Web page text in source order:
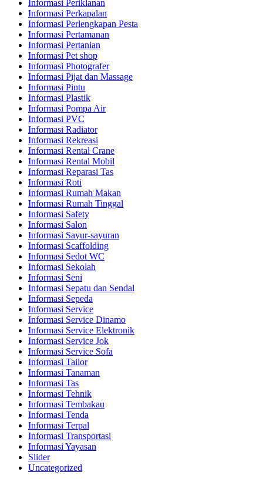
Informasi Periklanan
Informasi Perkapalan
Informasi Perlengkapan Pesta
Informasi Pertamanan
Informasi Pertanian
Informasi Pet shop
Informasi Photografer
Informasi Pijat dan Massage
Informasi Pintu
Informasi Plastik
Informasi Pompa Air
Informasi PVC
Informasi Radiator
Informasi Rekreasi
Informasi Rental Crane
Informasi Rental Mobil
Informasi Reparasi Tas
Informasi Roti
Informasi Rumah Makan
Informasi Rumah Tinggal
Informasi Safety
Informasi Salon
Informasi Sayur-sayuran
Informasi Scaffolding
Informasi Sedot WC
Informasi Sekolah
Informasi Seni
Informasi Sepatu dan Sendal
Informasi Sepeda
Informasi Service
Informasi Service Dinamo
Informasi Service Elektronik
Informasi Service Jok
Informasi Service Sofa
Informasi Tailor
Informasi Tanaman
Informasi Tas
Informasi Tehnik
Informasi Tembakau
Informasi Tenda
Informasi Terpal
Informasi Transportasi
Informasi Yayasan
Slider
Uncategorized